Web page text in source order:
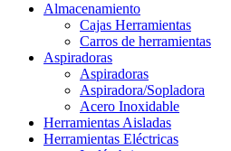
Almacenamiento
Cajas Herramientas
Carros de herramientas
Aspiradoras
Aspiradoras
Aspiradora/Sopladora
Acero Inoxidable
Herramientas Aisladas
Herramientas Eléctricas